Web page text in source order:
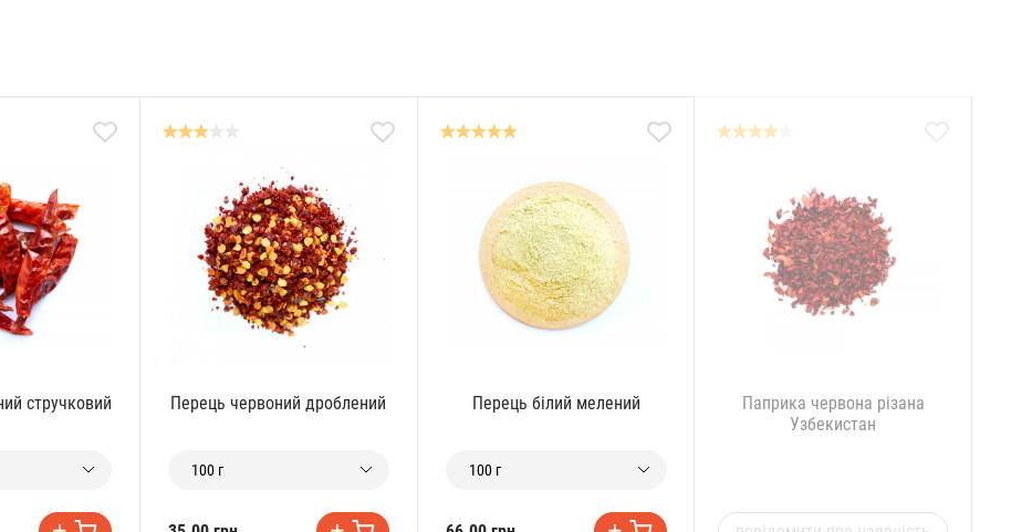
стручковий Перець червоний дроблений
100 г
Перець білий мелений
100 г
Паприка червона різана
Узбекистан